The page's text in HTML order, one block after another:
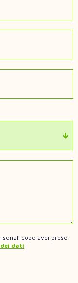
dopo aver preso
dati